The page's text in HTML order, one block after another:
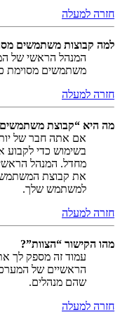
חזרה למעלה
למה קבוצות משתמשים
המנהל הראשי של
משתמשים מסוימת
חזרה למעלה
מה היא “קבוצת
אם אתה חבר של
בשימוש כדי לקבוע
מחדל. המנהל
את קבוצת
למשתמש שלך.
חזרה למעלה
מהו הקישור “הצוות”?
עמוד זה מספק לך
הראשיים של
שהם מנהלים.
חזרה למעלה